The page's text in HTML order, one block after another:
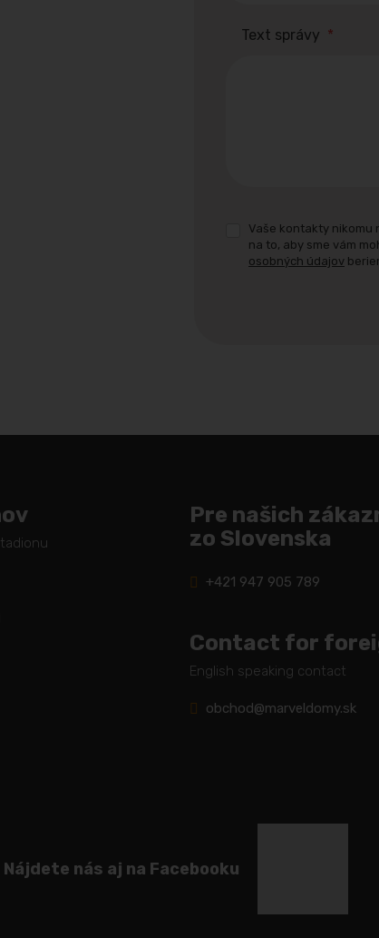
Text správy *
Vaše kontakty nikomu
na to, aby sme vám
osobných údajov
Pre našich
zo Slovenska
+421 947 905 789
Contact for
English speaking contact
obchod@marveldomy.sk
Nájdete nás aj na Facebooku